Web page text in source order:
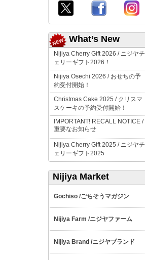
What’s New
Nijiya Cherry Gift 2026 / ニジヤチ
ェリーギフト 2026！
Nijiya Osechi 2026 / おせちの予
約受付開始！
Christmas Cake 2025 / クリスマ
スケーキの予約受付開始！
IMPORTANT! RECALL NOTICE /
重要なお知らせ
Nijiya Cherry Gift 2025 / ニジヤチ
ェリーギフト 2025
Nijiya Market
Gochiso /ごちそうマガジン
Nijiya Farm /ニジヤファーム
Nijiya Brand /ニジヤブランド